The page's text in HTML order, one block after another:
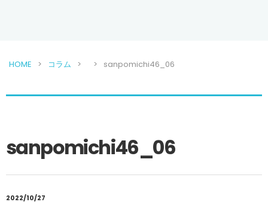
HOME コラム sanpomichi46_06
sanpomichi46_06
2022/10/27